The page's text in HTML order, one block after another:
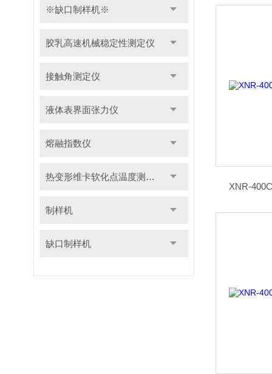
※缺口制样机※
胶乳高速机械稳定性测定仪
接触角测定仪
液体表界面张力仪
熔融指数仪
热变形维卡软化点温度测定仪
制样机
缺口制样机
XNR-